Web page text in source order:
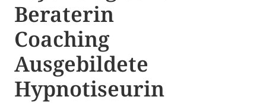
Beraterin
Coaching
Ausgebildete​ ​
Hypnotiseurin